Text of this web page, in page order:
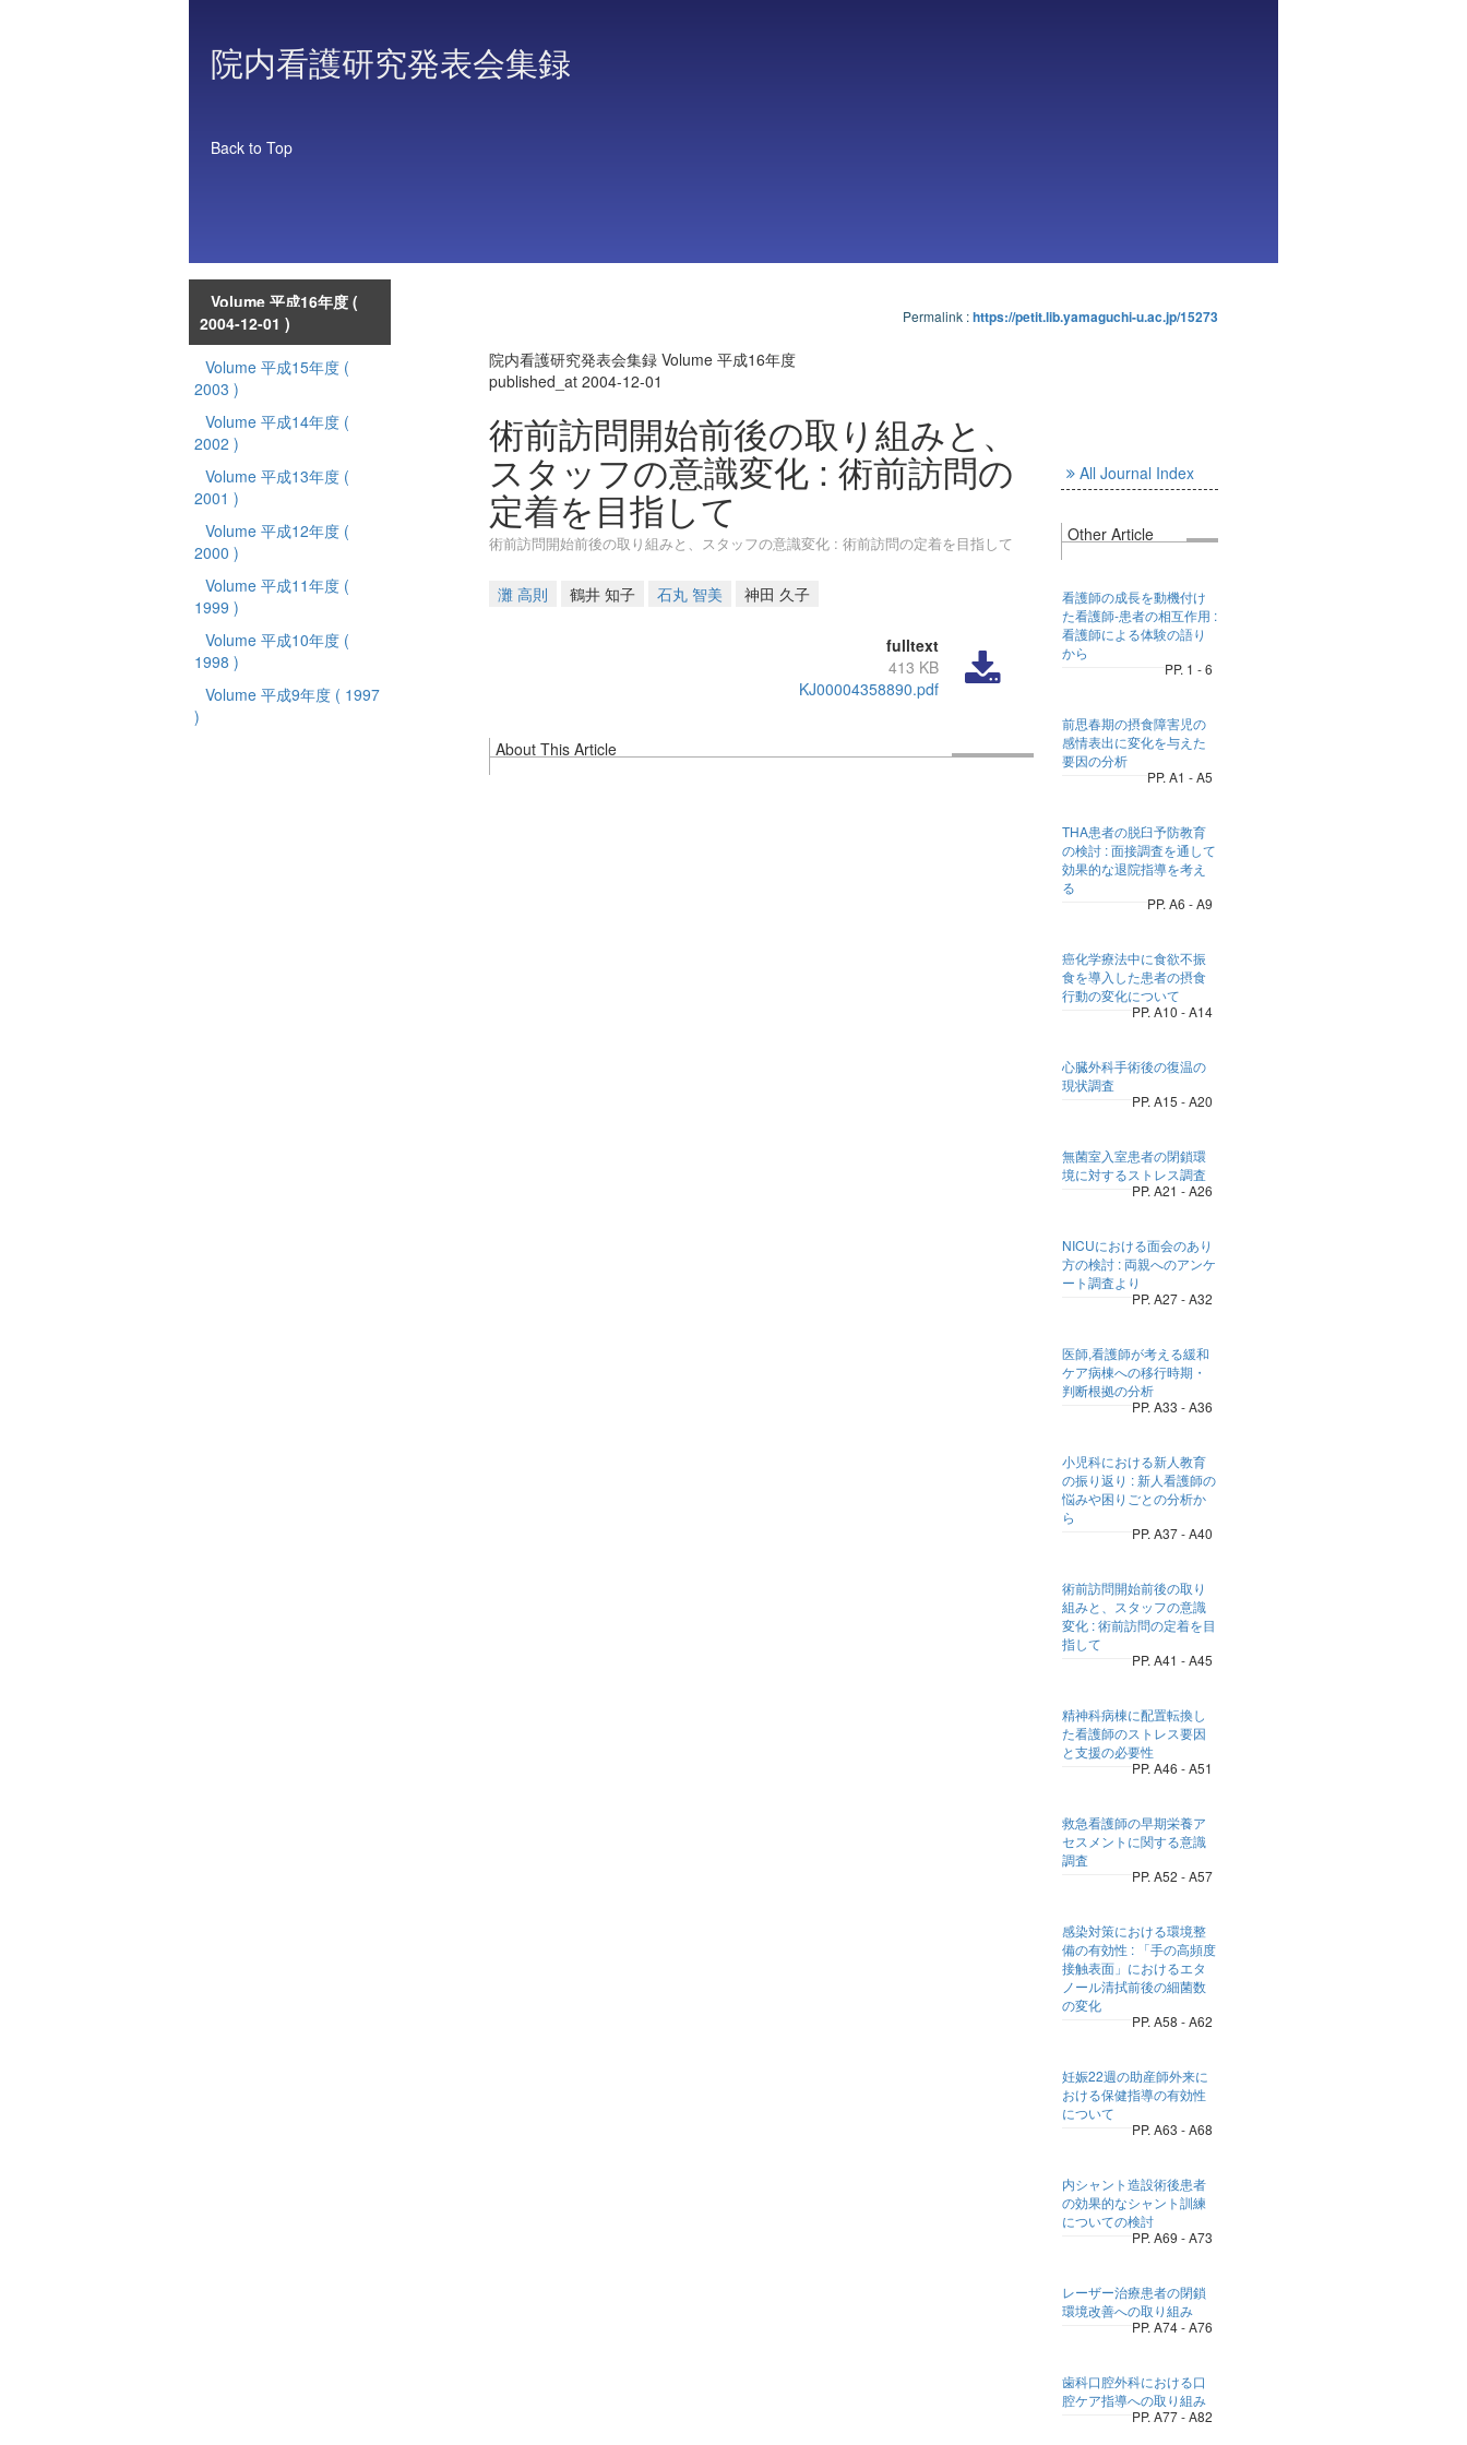
院内看護研究発表会集録
Back to Top
Volume 平成16年度 (
2004-12-01 )
Volume 平成15年度 (
2003 )
Volume 平成14年度 (
2002 )
Volume 平成13年度 (
2001 )
Volume 平成12年度 (
2000 )
Volume 平成11年度 (
1999 )
Volume 平成10年度 (
1998 )
Volume 平成9年度 ( 1997
)
Permalink :https://petit.lib.yamaguchi-u.ac.jp/15273
院内看護研究発表会集録 Volume 平成16年度
published_at 2004-12-01
術前訪問開始前後の取り組みと、
スタッフの意識変化 : 術前訪問の
定着を目指して
術前訪問開始前後の取り組みと、スタッフの意識変化 : 術前訪問の定着を目指して
灘 高則 鶴井 知子 石丸 智美 神田 久子
fulltext
413 KB
KJ00004358890.pdf
About This Article
All Journal Index
Other Article
看護師の成長を動機付け
た看護師-患者の相互作用 :
看護師による体験の語り
から
PP. 1 - 6
前思春期の摂食障害児の
感情表出に変化を与えた
要因の分析
PP. A1 - A5
THA患者の脱臼予防教育
の検討 : 面接調査を通して
効果的な退院指導を考え
る
PP. A6 - A9
癌化学療法中に食欲不振
食を導入した患者の摂食
行動の変化について
PP. A10 - A14
心臓外科手術後の復温の
現状調査
PP. A15 - A20
無菌室入室患者の閉鎖環
境に対するストレス調査
PP. A21 - A26
NICUにおける面会のあり
方の検討 : 両親へのアンケ
ート調査より
PP. A27 - A32
医師,看護師が考える緩和
ケア病棟への移行時期・
判断根拠の分析
PP. A33 - A36
小児科における新人教育
の振り返り : 新人看護師の
悩みや困りごとの分析か
ら
PP. A37 - A40
術前訪問開始前後の取り
組みと、スタッフの意識
変化 : 術前訪問の定着を目
指して
PP. A41 - A45
精神科病棟に配置転換し
た看護師のストレス要因
と支援の必要性
PP. A46 - A51
救急看護師の早期栄養ア
セスメントに関する意識
調査
PP. A52 - A57
感染対策における環境整
備の有効性 : 「手の高頻度
接触表面」におけるエタ
ノール清拭前後の細菌数
の変化
PP. A58 - A62
妊娠22週の助産師外来に
おける保健指導の有効性
について
PP. A63 - A68
内シャント造設術後患者
の効果的なシャント訓練
についての検討
PP. A69 - A73
レーザー治療患者の閉鎖
環境改善への取り組み
PP. A74 - A76
歯科口腔外科における口
腔ケア指導への取り組み
PP. A77 - A82